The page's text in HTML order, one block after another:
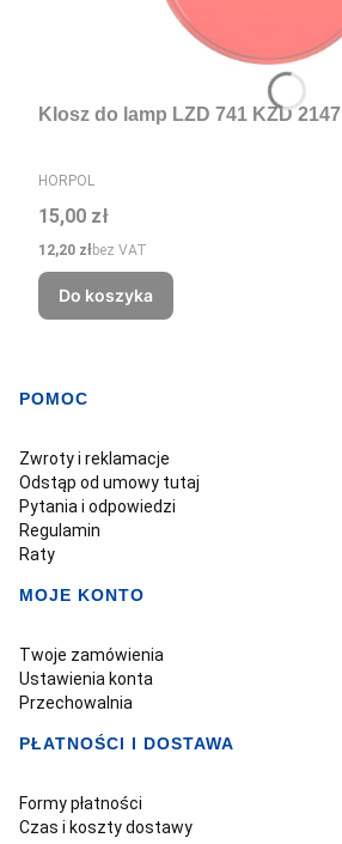
Klosz do lamp LZD 741 KZD 2147
PRODUCENT
HORPOL
Cena
15,00 zł
Cena
12,20 złbez VAT
Do koszyka
Linki w stopce
POMOC
Zwroty i reklamacje
Odstąp od umowy tutaj
Pytania i odpowiedzi
Regulamin
Raty
MOJE KONTO
Twoje zamówienia
Ustawienia konta
Przechowalnia
PŁATNOŚCI I DOSTAWA
Formy płatności
Czas i koszty dostawy